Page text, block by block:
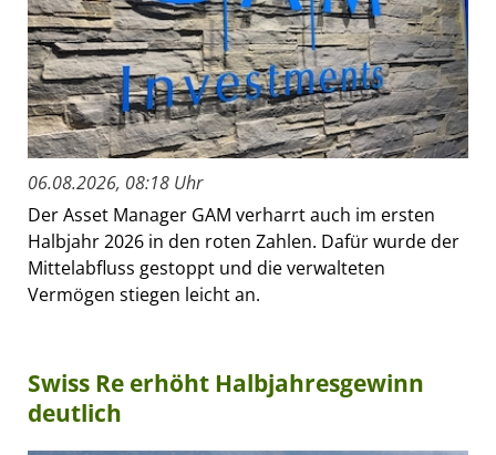
06.08.2026, 08:18 Uhr
Der Asset Manager GAM verharrt auch im ersten
Halbjahr 2026 in den roten Zahlen. Dafür wurde der
Mittelabfluss gestoppt und die verwalteten
Vermögen stiegen leicht an.
Swiss Re erhöht Halbjahresgewinn
deutlich